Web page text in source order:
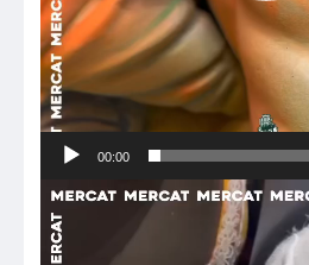
00:00
Reproductor
de
vídeo